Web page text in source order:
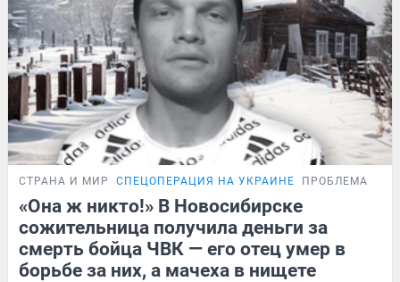
СТРАНА И МИР СПЕЦОПЕРАЦИЯ НА УКРАИНЕ ПРОБЛЕМА
«Она ж никто!» В Новосибирске
сожительница получила деньги за
смерть бойца ЧВК — его отец умер в
борьбе за них, а мачеха в нищете